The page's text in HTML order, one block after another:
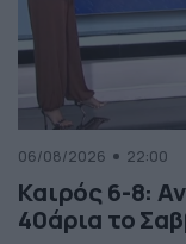
06/08/2026 22:00
Καιρός 6-8:
40άρια το